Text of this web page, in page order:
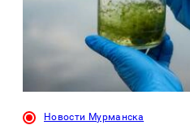
Новости Мурманска